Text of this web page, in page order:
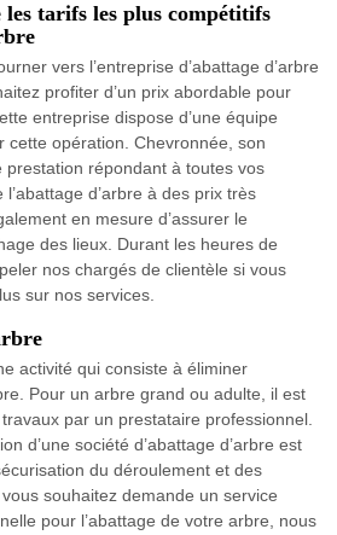
les tarifs les plus compétitifs
vers l’entreprise d’abattage d’arbre
profiter d’un prix abordable pour
entreprise dispose d’une équipe
cette opération. Chevronnée, son
répondant à toutes vos
d’arbre à des prix très
en mesure d’assurer le
des lieux. Durant les heures de
nos chargés de clientèle si vous
sur nos services.
activité qui consiste à éliminer
Pour un arbre grand ou adulte, il est
par un prestataire professionnel.
d’une société d’abattage d’arbre est
du déroulement et des
souhaitez demande un service
pour l’abattage de votre arbre, nous